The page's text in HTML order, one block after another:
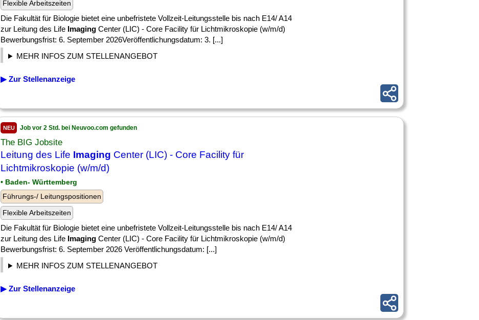
Flexible Arbeitszeiten
Die Fakultät für Biologie bietet eine unbefristete Vollzeit-Leitungsstelle bis nach E14/ A14
zur Leitung des Life Imaging Center (LIC) - Core Facility für Lichtmikroskopie (w/m/d)
Bewerbungsfrist: 6. September 2026Veröffentlichungsdatum: 3. [...]
MEHR INFOS ZUM STELLENANGEBOT
▶ Zur Stellenanzeige
NEU Job vor 2 Std. bei Neuvoo.com gefunden
The BIG Jobsite
Leitung des Life Imaging Center (LIC) - Core Facility für
Lichtmikroskopie (w/m/d)
• Baden- Württemberg
Führungs-/ Leitungspositionen
Flexible Arbeitszeiten
Die Fakultät für Biologie bietet eine unbefristete Vollzeit-Leitungsstelle bis nach E14/ A14
zur Leitung des Life Imaging Center (LIC) - Core Facility für Lichtmikroskopie (w/m/d)
Bewerbungsfrist: 6. September 2026 Veröffentlichungsdatum: [...]
MEHR INFOS ZUM STELLENANGEBOT
▶ Zur Stellenanzeige